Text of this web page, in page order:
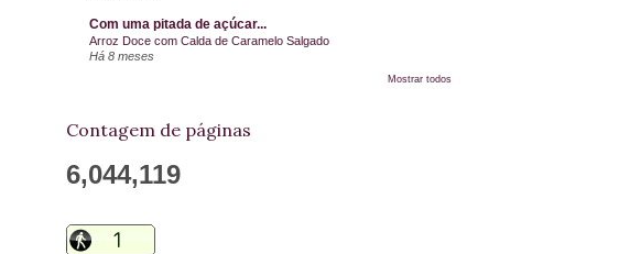
Com uma pitada de açúcar...
Arroz Doce com Calda de Caramelo Salgado
Há 8 meses
Mostrar todos
Contagem de páginas
6,044,119